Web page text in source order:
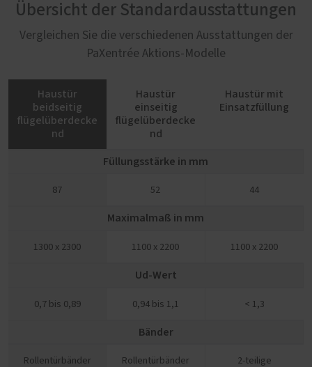
Übersicht der Standardausstattungen
Vergleichen Sie die verschiedenen Ausstattungen der
PaXentrée Aktions-Modelle
Haustür
beidseitig
flügelüberdecke
nd
Haustür
einseitig
flügelüberdecke
nd
Haustür mit
Einsatzfüllung
Füllungsstärke in mm
87 52 44
Maximalmaß in mm
1300 x 2300 1100 x 2200 1100 x 2200
Ud-Wert
0,7 bis 0,89 0,94 bis 1,1 < 1,3
Bänder
Rollentürbänder Rollentürbänder
2-teilige